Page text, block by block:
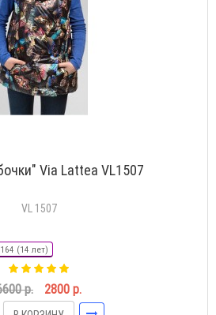
Via Lattea VL1507
VL 1507
164 (14 лет)
р. 2800 р.